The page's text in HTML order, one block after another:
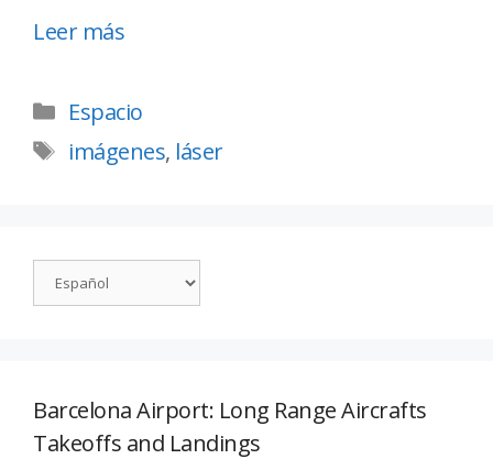
Leer más
Espacio
imágenes, láser
Barcelona Airport: Long Range Aircrafts
Takeoffs and Landings